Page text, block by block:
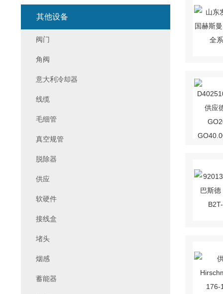
其他设备
阀门
角阀
意大利冷却器
线缆
毛细管
真空规管
脱除器
供应
软硬件
接线盒
堵头
烟感
蓄能器